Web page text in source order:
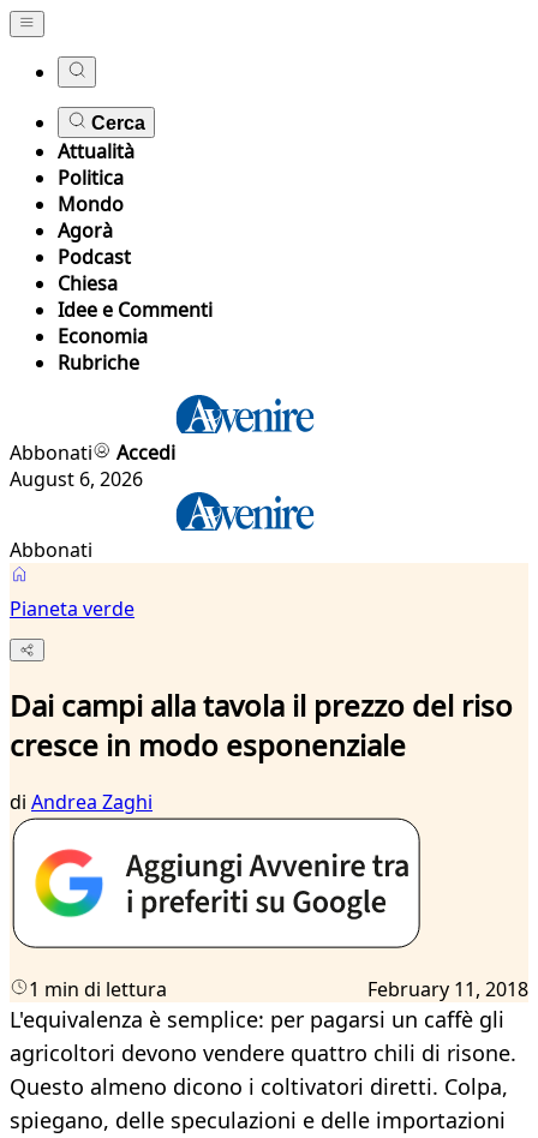
Cerca
Attualità
Politica
Mondo
Agorà
Podcast
Chiesa
Idee e Commenti
Economia
Rubriche
Abbonati
Accedi
August 6, 2026
Abbonati
Pianeta verde
Dai campi alla tavola il prezzo del riso
cresce in modo esponenziale
di Andrea Zaghi
1 min di lettura February 11, 2018
L'equivalenza è semplice: per pagarsi un caffè gli
agricoltori devono vendere quattro chili di risone.
Questo almeno dicono i coltivatori diretti. Colpa,
spiegano, delle speculazioni e delle importazioni